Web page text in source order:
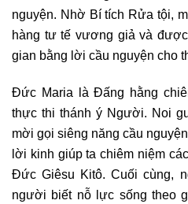
nguyện. Nhờ Bí tích Rửa tội,
hàng tư tế vương giả và
gian bằng lời cầu nguyện cho
Đức Maria là Đấng hằng
thực thi thánh ý Người. Noi
mời gọi siêng năng cầu
lời kinh giúp ta chiêm niệm
Đức Giêsu Kitô. Cuối cùng,
người biết nỗ lực sống theo